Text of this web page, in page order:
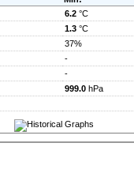
6.2 °C
1.3 °C
37%
-
-
999.0 hPa